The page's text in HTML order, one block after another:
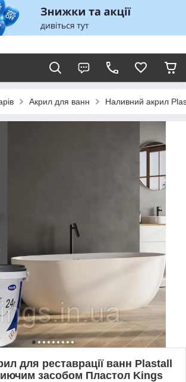
Акрил для ванн Наливний акрил
для реставрації ванн Plastall
засобом Пластол Kings